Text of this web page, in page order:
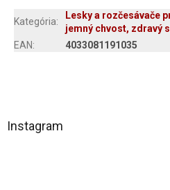
Kategória:
Lesky a rozčesávače
jemný chvost, zdravý
EAN: 4033081191035
á
Instagram